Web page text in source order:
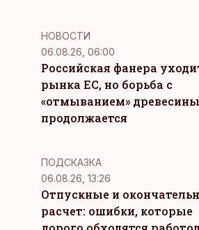
НОВОСТИ
06.08.26, 06:00
Российская фанера
рынка ЕС, но борьба с
«отмыванием» древесины
продолжается
ПОДСКАЗКА
06.08.26, 13:26
Отпускные и
расчет: ошибки, которые